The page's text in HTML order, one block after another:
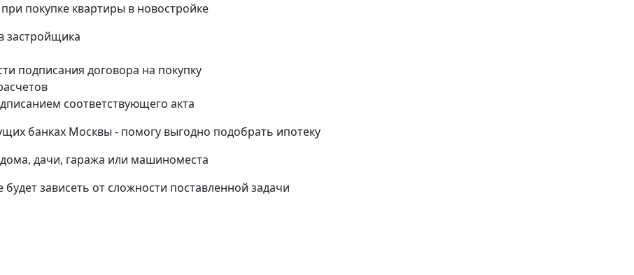
покупке квартиры в новостройке
застройщика
подписания договора на покупку
соответствующего акта
банках Москвы - помогу выгодно подобрать ипотеку
дачи, гаража или машиноместа
зависеть от сложности поставленной задачи